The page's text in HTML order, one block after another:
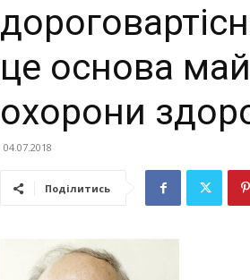
це основа
охорони
04.07.2018
Поділитись